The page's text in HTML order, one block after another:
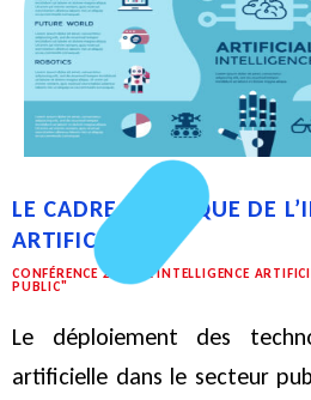
LE CADRE JURIDIQUE DE
ARTIFICIELLE
CONFÉRENCE 2024 "L’INTELLIGENCE
PUBLIC"
Le déploiement des
artificielle dans le secteur